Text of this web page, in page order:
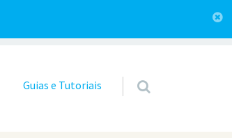
Guias e Tutoriais